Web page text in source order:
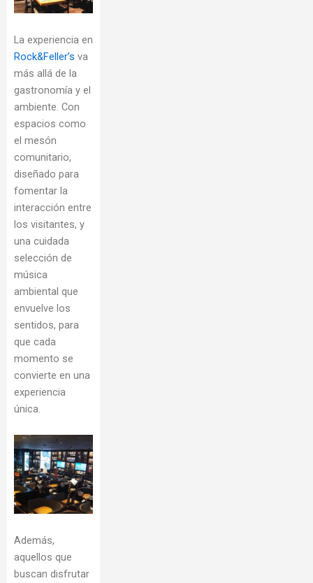
La experiencia en
Rock&Feller’s va
más allá de la
gastronomía y el
ambiente. Con
espacios como
el mesón
comunitario,
diseñado para
fomentar la
interacción entre
los visitantes, y
una cuidada
selección de
música
ambiental que
envuelve los
sentidos, para
que cada
momento se
convierte en una
experiencia
única.
Además,
aquellos que
buscan disfrutar